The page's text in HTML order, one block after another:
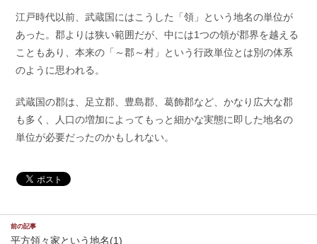
江戸時代以前、武蔵国にはこうした「領」という地名の単位が
あった。郡よりは狭い範囲だが、中には1つの領が郡界を越える
こともあり、本来の「～郡～村」という行政単位とは別の体系
のように思われる。
武蔵国の郡は、足立郡、豊島郡、葛飾郡など、かなり広大な郡
も多く、人口の増加によってもっと細かな実態に即した地名の
単位が必要だったのかもしれない。
前の記事
平方領々家という地名(1)